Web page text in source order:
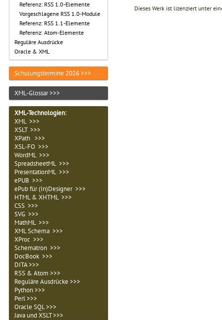
Referenz: RSS 1.0-Elemente
Vorgeschlagene RSS 1.0-Module
Referenz: RSS 1.1-Elemente
Referenz: Atom-Elemente
Reguläre Ausdrücke
Oracle & XML
Schulungstermine 2026 >>>
XML-Glossar >>>
XML-Technologien:
XML >>>
XSLT >>>
XPath >>>
XSL-FO >>>
WordML >>>
SpreadsheetML >>>
PresentationML >>>
ePUB >>>
ePub für (In)Designer >>>
HTML & XHTML >>>
CSS >>>
SVG >>>
MathML >>>
XML Schema >>>
XProc >>>
Schematron >>>
DocBook >>>
DITA >>>
RSS & Atom >>>
Reguläre Ausdrücke >>>
Python >>>
Perl >>>
Oracle SQL >>>
Java und XSLT >>>
Dieses Werk ist lizenziert unter